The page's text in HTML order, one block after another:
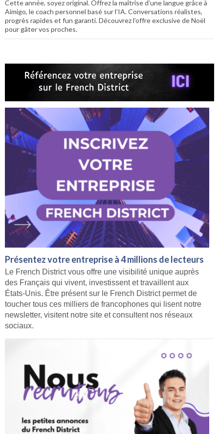
Cette année, soyez original. Offrez la maîtrise d’une langue grâce à
Aimigo, le coach personnel basé sur l’IA. Conversations réalistes,
progrès rapides et fun garanti. Découvrez l’offre exclusive de Noël
pour gâter vos proches.
Présentez votre entreprise à 4 millions de lecteurs
Le French District vous offre une visibilité unique auprès
des Français qui vivent, investissent et travaillent aux
États-Unis. Être présent sur le French District permet de
toucher tous ces milliers de francophones qui lisent notre
newsletter, visitent notre site et consultent nos réseaux
sociaux.